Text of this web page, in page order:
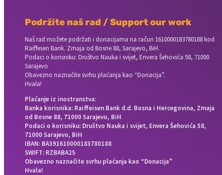
Podržite naš rad / Support our work
Naš rad možete podržati i donacijama na račun 1610000183780188 kod
Raiffesen Bank. Zmaja od Bosne 88, Sarajevo, BiH.
Podaci o korisniku: Društvo Nauka i svijet, Envera Šehovića 58, 71000
Sarajevo
Obavezno naznačite svrhu plaćanja kao “Donacija”.
Hvala!
Plaćanje iz inostranstva:
Banka korisnika: Raiffeisen Bank d.d. Bosna i Hercegovina, Zmaja
od Bosne 88, 71000 Sarajevo, BiH
Podaci o korisniku: Društvo Nauka i svijet, Envera Šehovića 58,
71000 Sarajevo, BiH
IBAN: BA391610000183780188
SWIFT: RZBABA2S
Obavezno naznačite svrhu plaćanja kao “Donacija”
Hvala!